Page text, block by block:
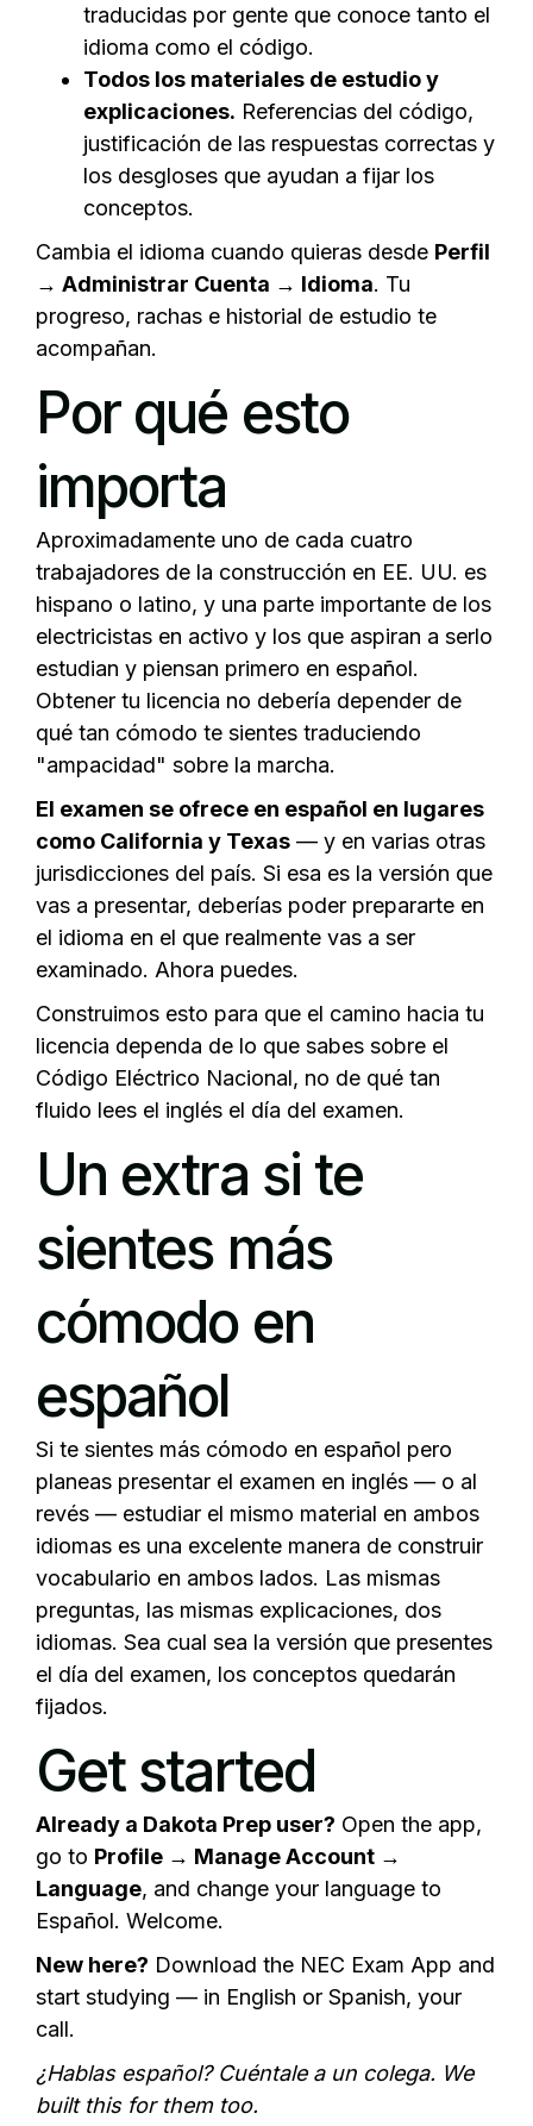
traducidas por gente que conoce tanto el
idioma como el código.
Todos los materiales de estudio y
explicaciones. Referencias del código,
justificación de las respuestas correctas y
los desgloses que ayudan a fijar los
conceptos.
Cambia el idioma cuando quieras desde Perfil
→ Administrar Cuenta → Idioma. Tu
progreso, rachas e historial de estudio te
acompañan.
Por qué esto
importa
Aproximadamente uno de cada cuatro
trabajadores de la construcción en EE. UU. es
hispano o latino, y una parte importante de los
electricistas en activo y los que aspiran a serlo
estudian y piensan primero en español.
Obtener tu licencia no debería depender de
qué tan cómodo te sientes traduciendo
"ampacidad" sobre la marcha.
El examen se ofrece en español en lugares
como California y Texas — y en varias otras
jurisdicciones del país. Si esa es la versión que
vas a presentar, deberías poder prepararte en
el idioma en el que realmente vas a ser
examinado. Ahora puedes.
Construimos esto para que el camino hacia tu
licencia dependa de lo que sabes sobre el
Código Eléctrico Nacional, no de qué tan
fluido lees el inglés el día del examen.
Un extra si te
sientes más
cómodo en
español
Si te sientes más cómodo en español pero
planeas presentar el examen en inglés — o al
revés — estudiar el mismo material en ambos
idiomas es una excelente manera de construir
vocabulario en ambos lados. Las mismas
preguntas, las mismas explicaciones, dos
idiomas. Sea cual sea la versión que presentes
el día del examen, los conceptos quedarán
fijados.
Get started
Already a Dakota Prep user? Open the app,
go to Profile → Manage Account →
Language, and change your language to
Español. Welcome.
New here? Download the NEC Exam App and
start studying — in English or Spanish, your
call.
¿Hablas español? Cuéntale a un colega. We
built this for them too.